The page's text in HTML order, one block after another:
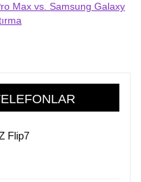
Max vs. Samsung Galaxy
Flip7